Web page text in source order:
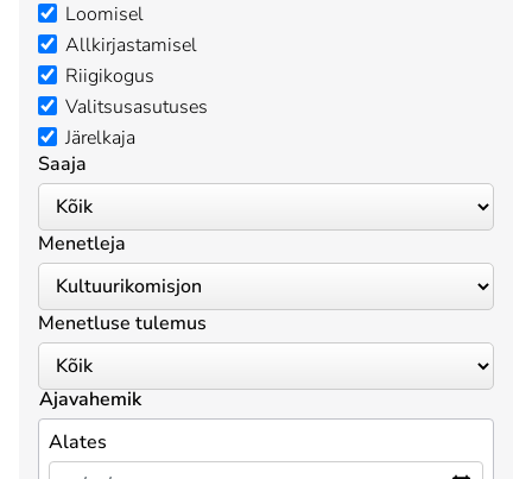
Loomisel
Allkirjastamisel
Riigikogus
Valitsusasutuses
Järelkaja
Saaja
Menetleja
Menetluse tulemus
Ajavahemik
Alates